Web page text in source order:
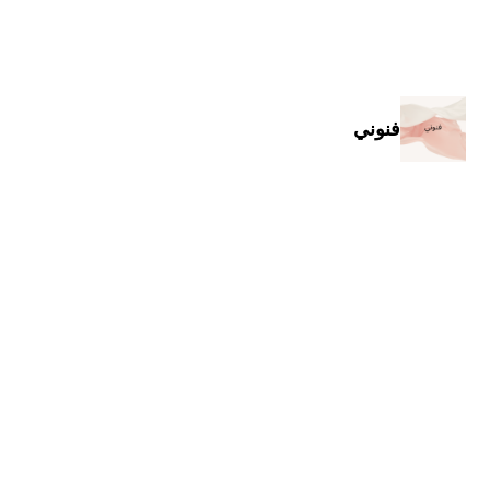
فنوني